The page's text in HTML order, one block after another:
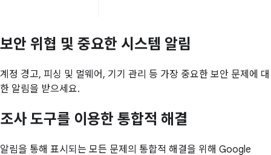
보안 위협 및 중요한 시스템 알림
계정 경고, 피싱 및 멀웨어, 기기 관리 등 가장 중요한 보안 문제에 대
한 알림을 받으세요.
조사 도구를 이용한 통합적 해결
알림을 통해 표시되는 모든 문제의 통합적 해결을 위해 Google